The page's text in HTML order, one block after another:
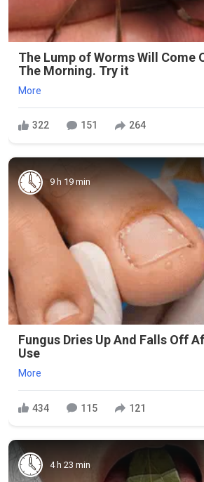
The Lump of Worms Will Come
The Morning. Try it
More
322 151 264
9 h 19 min
Fungus Dries Up And Falls Off
Use
More
434 115 121
4 h 23 min